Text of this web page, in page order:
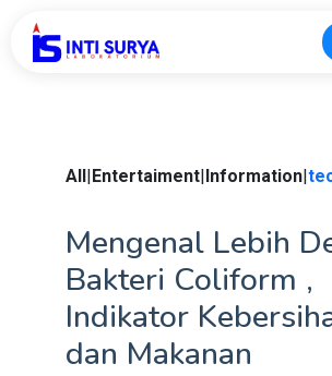
All|Entertaiment|Information|
Mengenal Lebih
Bakteri Coliform ,
Indikator
dan Makanan